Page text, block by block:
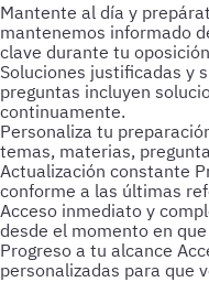
Mantente al día y
mantenemos informado
clave durante tu
Soluciones justificadas y
preguntas incluyen
continuamente.
Personaliza tu
temas, materias,
Actualización constante
conforme a las últimas
Acceso inmediato y
desde el momento en
Progreso a tu alcance
personalizadas para que